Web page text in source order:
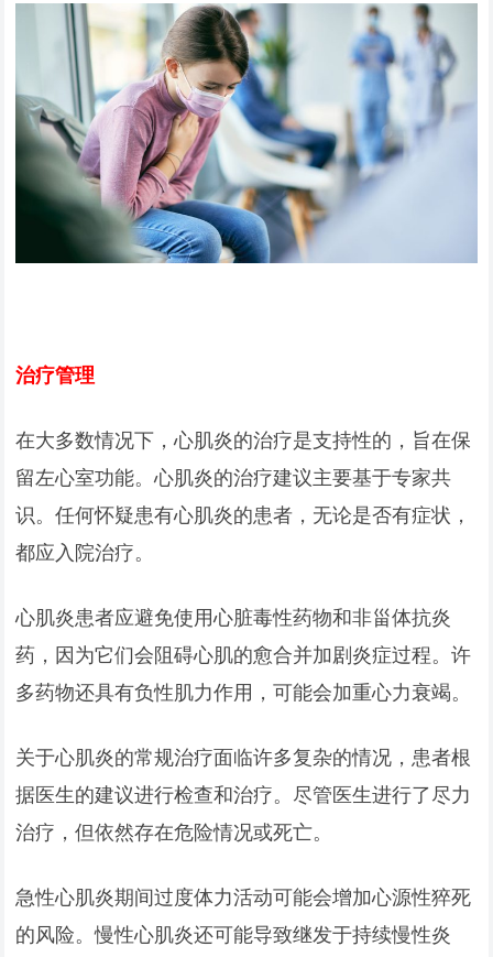
治疗管理
在大多数情况下，心肌炎的治疗是支持性的，旨在保
留左心室功能。心肌炎的治疗建议主要基于专家共
识。任何怀疑患有心肌炎的患者，无论是否有症状，
都应入院治疗。
心肌炎患者应避免使用心脏毒性药物和非甾体抗炎
药，因为它们会阻碍心肌的愈合并加剧炎症过程。许
多药物还具有负性肌力作用，可能会加重心力衰竭。
关于心肌炎的常规治疗面临许多复杂的情况，患者根
据医生的建议进行检查和治疗。尽管医生进行了尽力
治疗，但依然存在危险情况或死亡。
急性心肌炎期间过度体力活动可能会增加心源性猝死
的风险。慢性心肌炎还可能导致继发于持续慢性炎